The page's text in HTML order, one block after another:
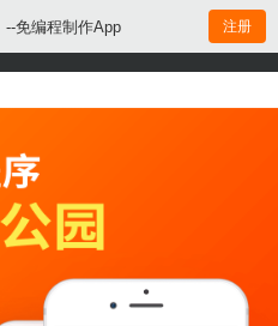
--免编程制作App 注册